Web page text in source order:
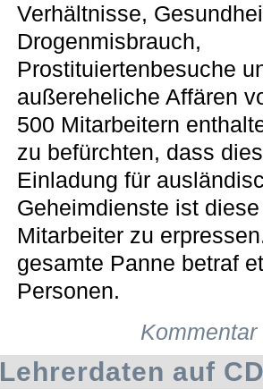
Verhältnisse,
Drogenmisbrauch,
Prostituiertenbesuche
außereheliche Affären
500 Mitarbeitern
zu befürchten, dass
Einladung für
Geheimdienste ist diese
Mitarbeiter zu
gesamte Panne betraf
Personen.
Lehrerdaten auf